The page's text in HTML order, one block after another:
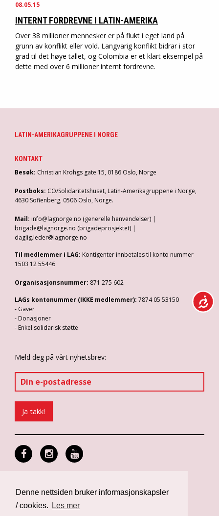
Denne nettsiden bruker informasjonskapsler
/ cookies.
Les mer
08.05.15
INTERNT FORDREVNE I LATIN-AMERIKA
Over 38 millioner mennesker er på flukt i eget land på
grunn av konflikt eller vold. Langvarig konflikt bidrar i stor
grad til det høye tallet, og Colombia er et klart eksempel på
dette med over 6 millioner internt fordrevne.
LATIN-AMERIKAGRUPPENE I NORGE
KONTAKT
Besøk: Christian Krohgs gate 15, 0186 Oslo, Norge
Postboks: CO/Solidaritetshuset, Latin-Amerikagruppene i Norge,
4630 Sofienberg, 0506 Oslo, Norge.
Mail: info@lagnorge.no (generelle henvendelser) |
brigade@lagnorge.no (brigadeprosjektet) |
daglig.leder@lagnorge.no
Til medlemmer i LAG: Kontigenter innbetales til konto nummer
1503 12 55446
Organisasjonsnummer: 871 275 602
LAGs kontonummer (IKKE medlemmer): 7874 05 53150
- Gaver
- Donasjoner
- Enkel solidarisk støtte
Meld deg på vårt nyhetsbrev:
Design: Differ Media
Web: Noop